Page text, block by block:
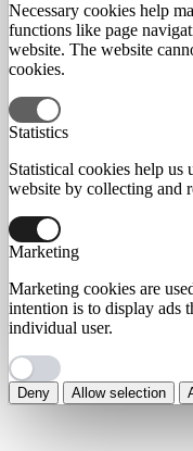
Necessary cookies help
functions like page
website. The website
cookies.
Statistics
Statistical cookies help
website by collecting and
Marketing
Marketing cookies are
intention is to display ads
individual user.
Deny Allow selection